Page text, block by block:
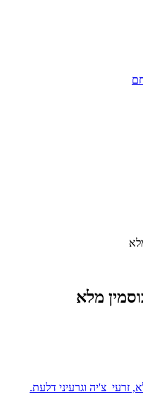
מלא
צ'יה וגרעיני דלעת.